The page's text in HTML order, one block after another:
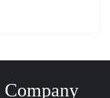
Company